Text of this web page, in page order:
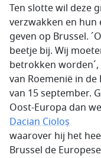
Ten slotte wil deze
verzwakken en
geven op Brussel.
beetje bij. Wij
betrokken
van Roemenië in
van 15 september.
Oost-Europa dan
Dacian Cioloṣ
waarover hij het
Brussel de